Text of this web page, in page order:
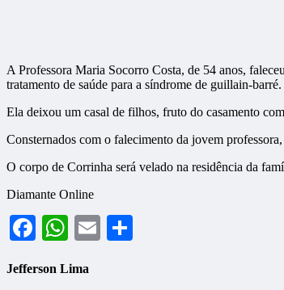
A Professora Maria Socorro Costa, de 54 anos,
tratamento de saúde para a síndrome de guillain-barré.
Ela deixou um casal de filhos, fruto do casamento
Consternados com o falecimento da jovem
O corpo de Corrinha será velado na residência da
Diamante Online
Facebook
WhatsApp
Email
Jefferson Lima